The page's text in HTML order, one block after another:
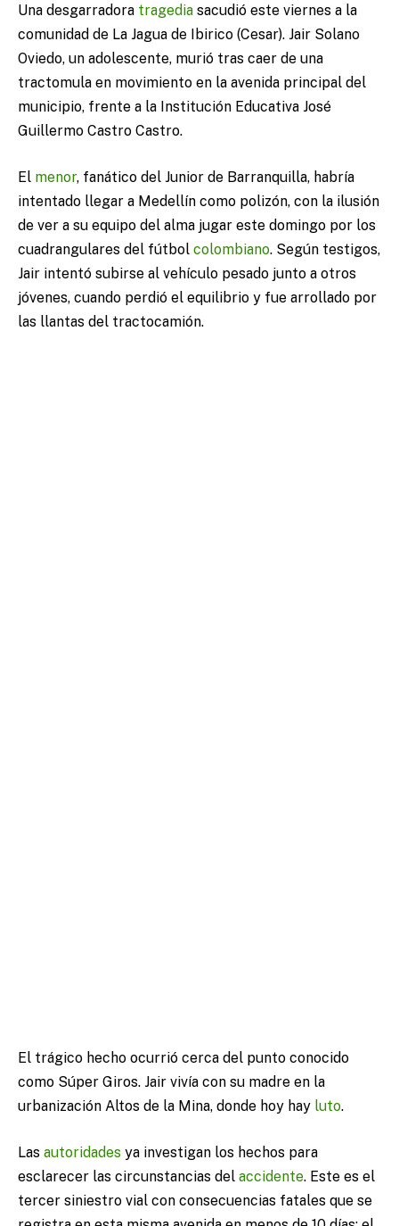
Una desgarradora tragedia sacudió este viernes a la
comunidad de La Jagua de Ibirico (Cesar). Jair Solano
Oviedo, un adolescente, murió tras caer de una
tractomula en movimiento en la avenida principal del
municipio, frente a la Institución Educativa José
Guillermo Castro Castro.
El menor, fanático del Junior de Barranquilla, habría
intentado llegar a Medellín como polizón, con la ilusión
de ver a su equipo del alma jugar este domingo por los
cuadrangulares del fútbol colombiano. Según testigos,
Jair intentó subirse al vehículo pesado junto a otros
jóvenes, cuando perdió el equilibrio y fue arrollado por
las llantas del tractocamión.
El trágico hecho ocurrió cerca del punto conocido
como Súper Giros. Jair vivía con su madre en la
urbanización Altos de la Mina, donde hoy hay luto.
Las autoridades ya investigan los hechos para
esclarecer las circunstancias del accidente. Este es el
tercer siniestro vial con consecuencias fatales que se